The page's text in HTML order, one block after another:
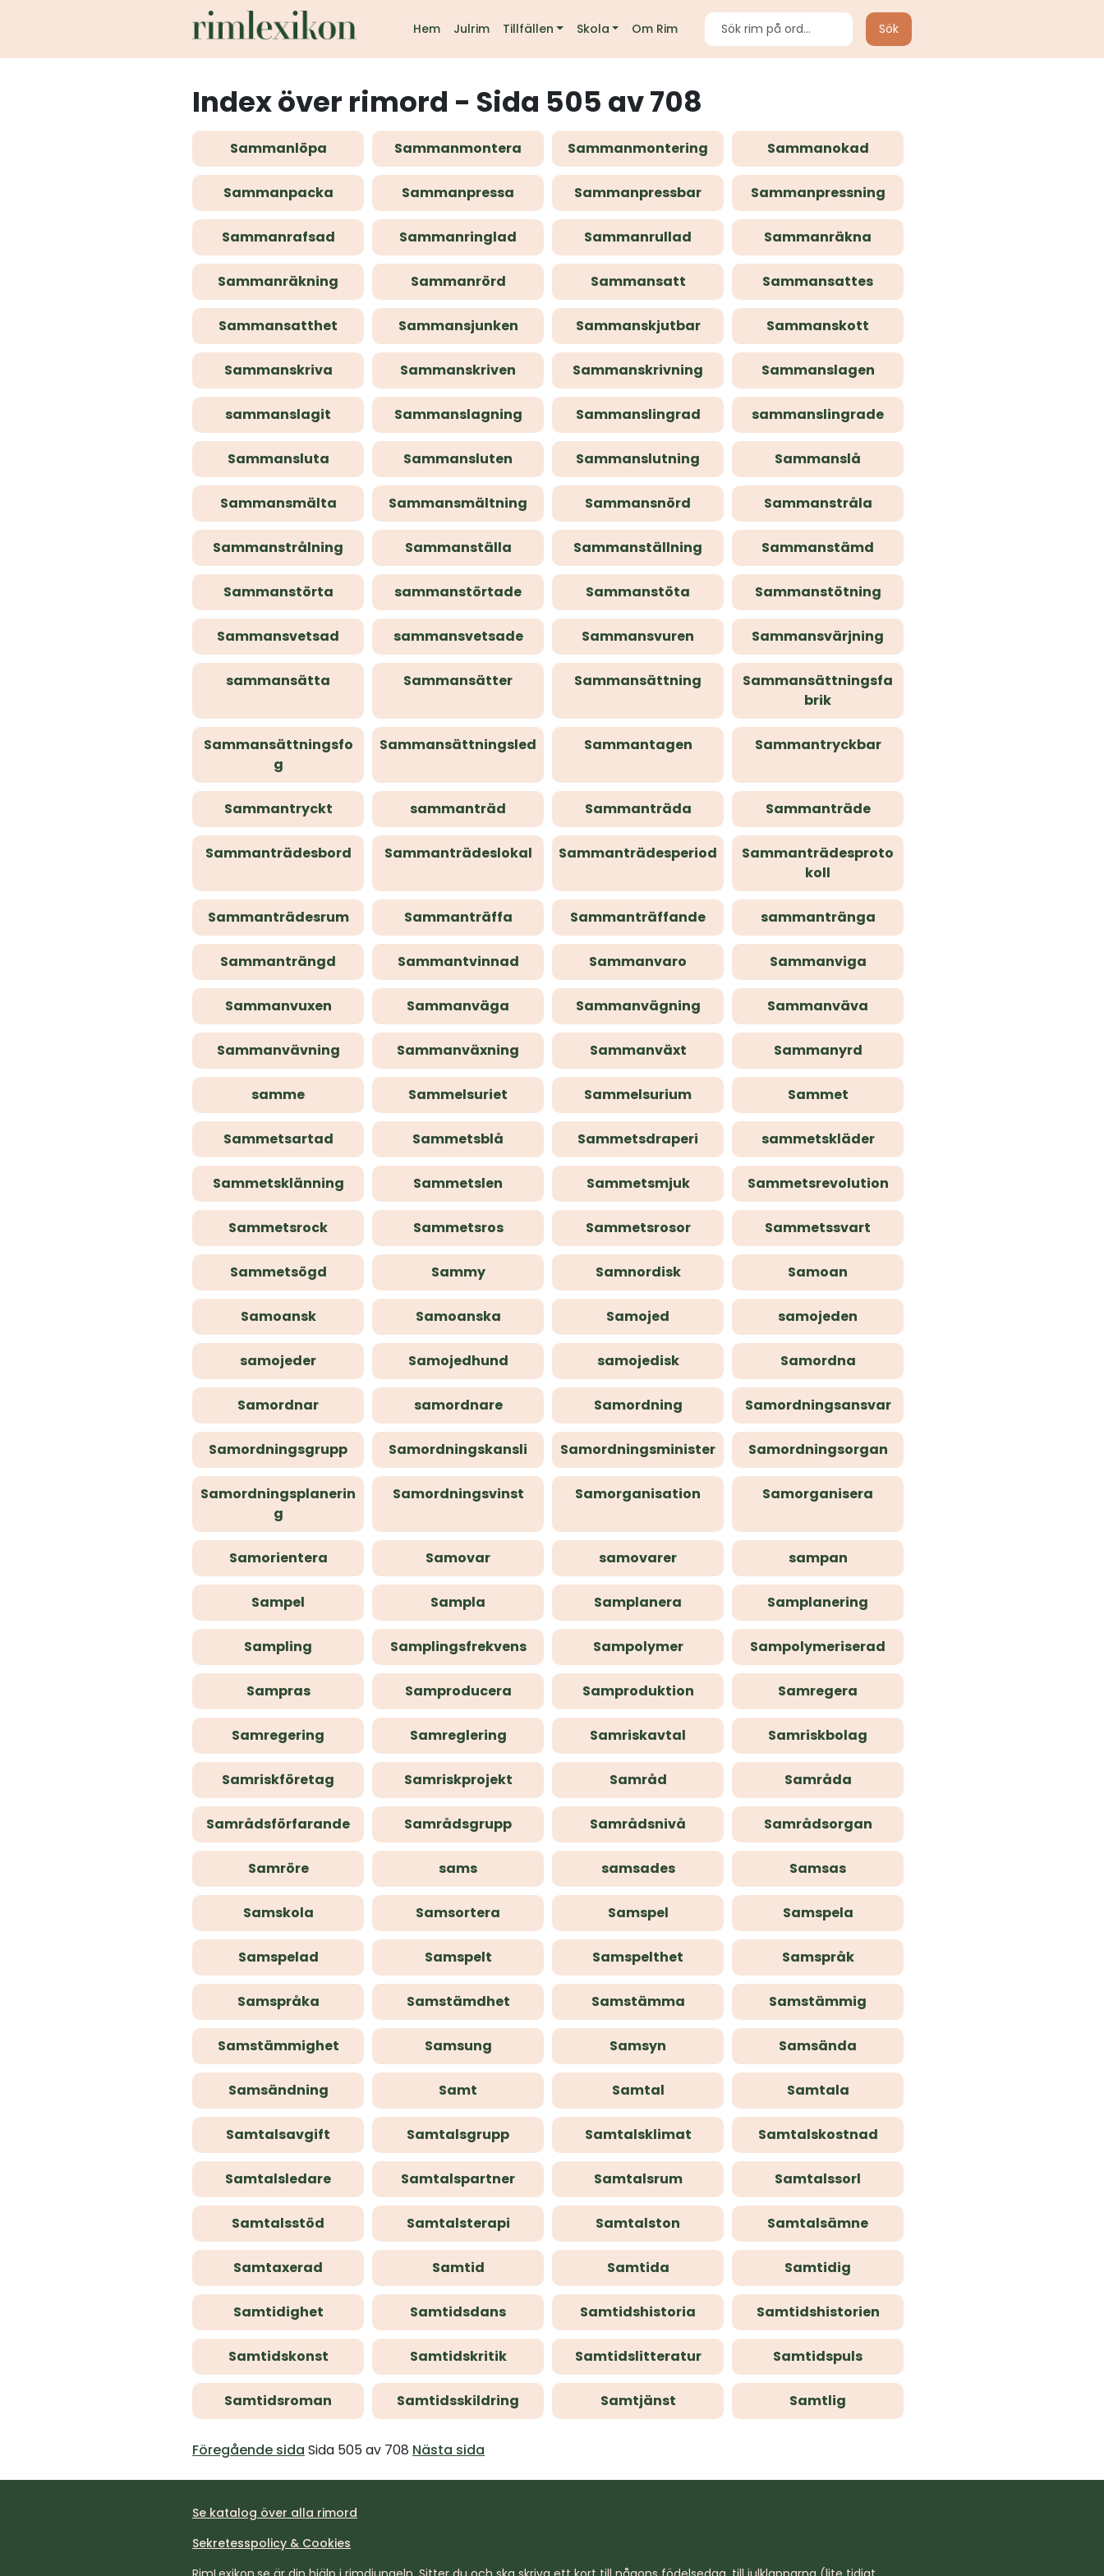
Hem Julrim Tillfällen Skola Om Rim Sök
Index över rimord - Sida 505 av 708
Sammanlöpa Sammanmontera Sammanmontering Sammanokad
Sammanpacka Sammanpressa Sammanpressbar Sammanpressning
Sammanrafsad Sammanringlad Sammanrullad Sammanräkna
Sammanräkning Sammanrörd Sammansatt Sammansattes
Sammansatthet Sammansjunken Sammanskjutbar Sammanskott
Sammanskriva Sammanskriven Sammanskrivning Sammanslagen
sammanslagit Sammanslagning Sammanslingrad sammanslingrade
Sammansluta Sammansluten Sammanslutning Sammanslå
Sammansmälta Sammansmältning Sammansnörd Sammanstråla
Sammanstrålning Sammanställa Sammanställning Sammanstämd
Sammanstörta sammanstörtade Sammanstöta Sammanstötning
Sammansvetsad sammansvetsade Sammansvuren Sammansvärjning
sammansätta Sammansätter Sammansättning
Sammansättningsfa
brik
Sammansättningsfo
g
Sammansättningsled Sammantagen Sammantryckbar
Sammantryckt sammanträd Sammanträda Sammanträde
Sammanträdesbord Sammanträdeslokal Sammanträdesperiod
Sammanträdesproto
koll
Sammanträdesrum Sammanträffa Sammanträffande sammantränga
Sammanträngd Sammantvinnad Sammanvaro Sammanviga
Sammanvuxen Sammanväga Sammanvägning Sammanväva
Sammanvävning Sammanväxning Sammanväxt Sammanyrd
samme Sammelsuriet Sammelsurium Sammet
Sammetsartad Sammetsblå Sammetsdraperi sammetskläder
Sammetsklänning Sammetslen Sammetsmjuk Sammetsrevolution
Sammetsrock Sammetsros Sammetsrosor Sammetssvart
Sammetsögd Sammy Samnordisk Samoan
Samoansk Samoanska Samojed samojeden
samojeder Samojedhund samojedisk Samordna
Samordnar samordnare Samordning Samordningsansvar
Samordningsgrupp Samordningskansli Samordningsminister Samordningsorgan
Samordningsplanerin
g
Samordningsvinst Samorganisation Samorganisera
Samorientera Samovar samovarer sampan
Sampel Sampla Samplanera Samplanering
Sampling Samplingsfrekvens Sampolymer Sampolymeriserad
Sampras Samproducera Samproduktion Samregera
Samregering Samreglering Samriskavtal Samriskbolag
Samriskföretag Samriskprojekt Samråd Samråda
Samrådsförfarande Samrådsgrupp Samrådsnivå Samrådsorgan
Samröre sams samsades Samsas
Samskola Samsortera Samspel Samspela
Samspelad Samspelt Samspelthet Samspråk
Samspråka Samstämdhet Samstämma Samstämmig
Samstämmighet Samsung Samsyn Samsända
Samsändning Samt Samtal Samtala
Samtalsavgift Samtalsgrupp Samtalsklimat Samtalskostnad
Samtalsledare Samtalspartner Samtalsrum Samtalssorl
Samtalsstöd Samtalsterapi Samtalston Samtalsämne
Samtaxerad Samtid Samtida Samtidig
Samtidighet Samtidsdans Samtidshistoria Samtidshistorien
Samtidskonst Samtidskritik Samtidslitteratur Samtidspuls
Samtidsroman Samtidsskildring Samtjänst Samtlig
Föregående sida Sida 505 av 708 Nästa sida
Se katalog över alla rimord
Sekretesspolicy & Cookies